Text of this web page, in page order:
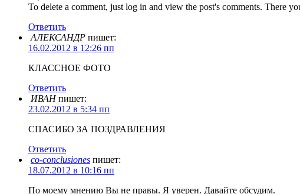
To delete a comment, just log in and view the post's comments. There
Ответить
АЛЕКСАНДР пишет:
16.02.2012 в 12:26 пп
КЛАССНОЕ ФОТО
Ответить
ИВАН пишет:
23.02.2012 в 5:34 пп
СПАСИБО ЗА ПОЗДРАВЛЕНИЯ
Ответить
co-conclusiones пишет:
18.07.2012 в 10:16 пп
По моему мнению Вы не правы. Я уверен. Давайте обсудим.